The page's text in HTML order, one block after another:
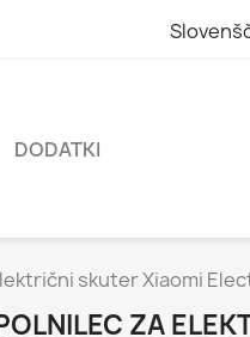
DODATKI
skuter Xiaomi
ZA